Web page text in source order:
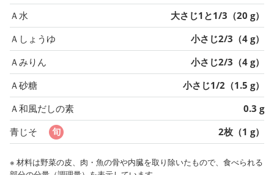
Ａ水
大さじ1と1/3（20 g）
Ａしょうゆ
小さじ2/3（4 g）
Ａみりん
小さじ2/3（4 g）
Ａ砂糖
小さじ1/2（1.5 g）
Ａ和風だしの素
0.3 g
青じそ
2枚（1 g）
※ 材料は野菜の皮、肉・魚の骨や内臓を取り除いたもので、食べられる